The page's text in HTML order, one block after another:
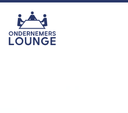
van het seizoen was echter
twijfel onze eigen ras-
Hemmie Kerklingh (o.a. van
KAV2GO), die met zijn energie,